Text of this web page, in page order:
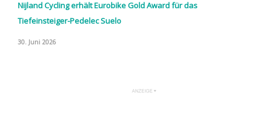
Nijland Cycling erhält Eurobike Gold Award für das
Tiefeinsteiger-Pedelec Suelo
30. Juni 2026